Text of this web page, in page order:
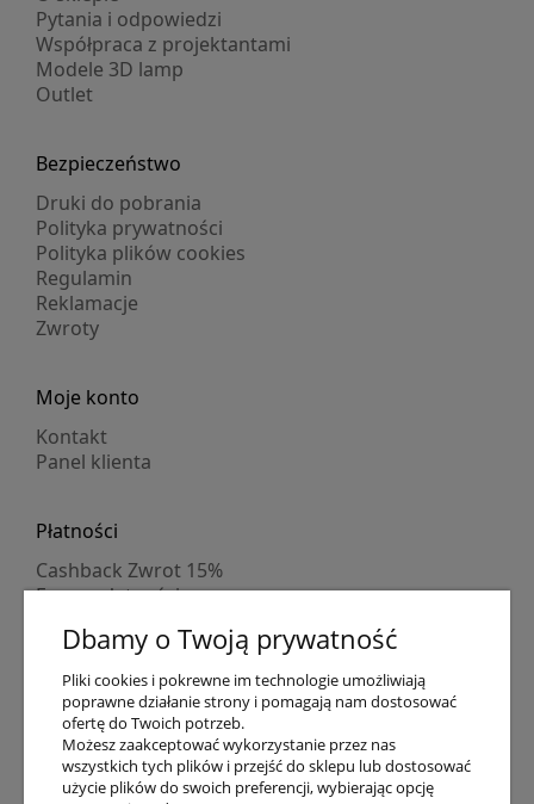
Pytania i odpowiedzi
Współpraca z projektantami
Modele 3D lamp
Outlet
Bezpieczeństwo
Druki do pobrania
Polityka prywatności
Polityka plików cookies
Regulamin
Reklamacje
Zwroty
Moje konto
Kontakt
Panel klienta
Płatności
Cashback Zwrot 15%
Formy płatności
Numer konta
PayPo kupujesz, nie płacisz
Progi rabatowe
Promocje
Dostawa
Dbamy o Twoją prywatność
Pliki cookies i pokrewne im technologie umożliwiają
poprawne działanie strony i pomagają nam dostosować
ofertę do Twoich potrzeb.
Możesz zaakceptować wykorzystanie przez nas
wszystkich tych plików i przejść do sklepu lub dostosować
użycie plików do swoich preferencji, wybierając opcję